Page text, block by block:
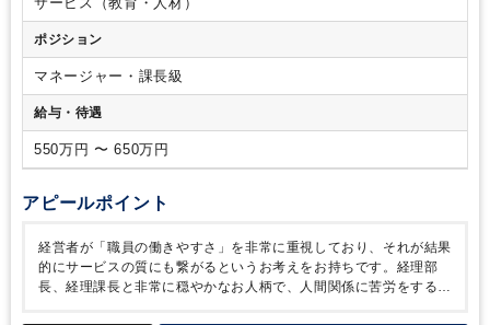
ポジション
マネージャー・課長級
給与・待遇
550万円 〜 650万円
アピールポイント
経営者が「職員の働きやすさ」を非常に重視しており、それが結果
的にサービスの質にも繋がるというお考えをお持ちです。経理部
長、経理課長と非常に穏やかなお人柄で、人間関係に苦労をするよ